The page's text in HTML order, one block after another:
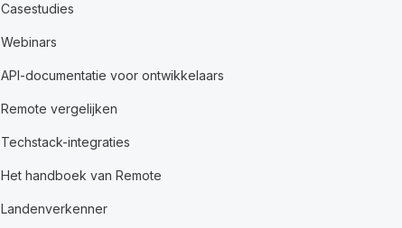
Casestudies
Webinars
API-documentatie voor ontwikkelaars
Remote vergelijken
Techstack-integraties
Het handboek van Remote
Landenverkenner